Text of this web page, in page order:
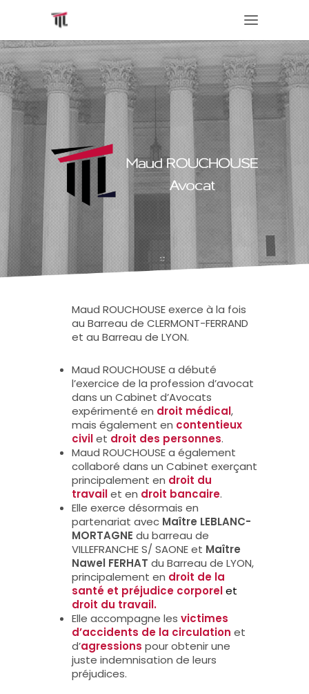
Maud ROUCHOUSE exerce à la fois
au Barreau de CLERMONT-FERRAND
et au Barreau de LYON.
Maud ROUCHOUSE a débuté
l’exercice de la profession d’avocat
dans un Cabinet d’Avocats
expérimenté en droit médical,
mais également en contentieux
civilet droit des personnes.
Maud ROUCHOUSE a également
collaboré dans un Cabinet exerçant
principalement en droit du
travailet en droit bancaire.
Elle exerce désormais en
partenariat avec Maître LEBLANC-
MORTAGNE du barreau de
VILLEFRANCHE S/ SAONE et Maître
Nawel FERHAT du Barreau de LYON,
principalement en droit de la
santé et préjudice corporelet
droit du travail.
Elle accompagne les victimes
d’accidents de la circulation et
d’agressions pour obtenir une
juste indemnisation de leurs
préjudices.